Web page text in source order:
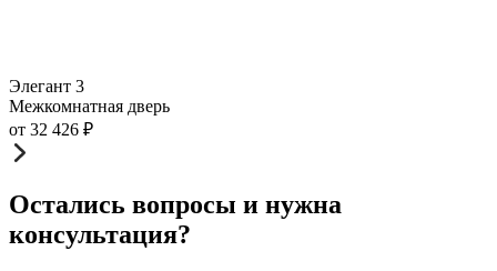
Элегант 3
Межкомнатная дверь
от 32 426 ₽
Остались вопросы и нужна
консультация?